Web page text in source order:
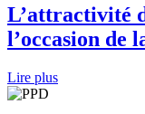
L’attractivité
l’occasion de
Lire plus